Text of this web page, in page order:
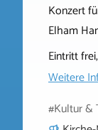
Konzert
Elham
Eintritt
Weitere
#Kultur &